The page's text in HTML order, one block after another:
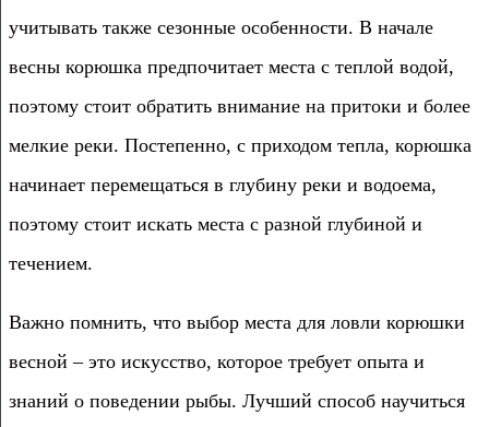
учитывать также сезонные особенности. В начале
весны корюшка предпочитает места с теплой водой,
поэтому стоит обратить внимание на притоки и более
мелкие реки. Постепенно, с приходом тепла, корюшка
начинает перемещаться в глубину реки и водоема,
поэтому стоит искать места с разной глубиной и
течением.
Важно помнить, что выбор места для ловли корюшки
весной – это искусство, которое требует опыта и
знаний о поведении рыбы. Лучший способ научиться